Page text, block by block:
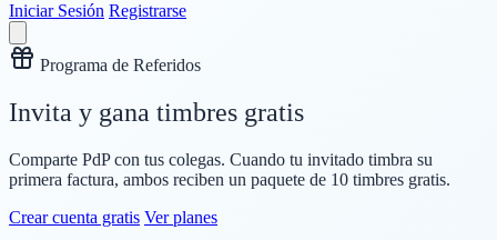
Iniciar Sesión Registrarse
Programa de Referidos
Invita y gana timbres gratis
Comparte PdP con tus colegas. Cuando tu invitado timbra su
primera factura, ambos reciben un paquete de 10 timbres gratis.
Crear cuenta gratis Ver planes